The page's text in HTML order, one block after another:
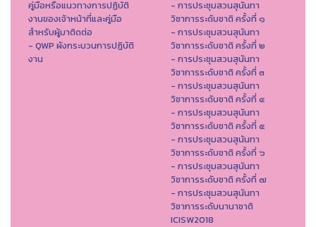
คู่มือหรือแนวทางการปฏิบัติ
งานของเจ้าหน้าที่และคู่มือ
สำหรับผู้มาติดต่อ
- QWP ผังกระบวนการปฏิบัติ
งาน
- การประชุมสวนสุนันทา
วิชาการระดับชาติ ครั้งที่ ๑
- การประชุมสวนสุนันทา
วิชาการระดับชาติ ครั้งที่ ๒
- การประชุมสวนสุนันทา
วิชาการระดับชาติ ครั้งที่ ๓
- การประชุมสวนสุนันทา
วิชาการระดับชาติ ครั้งที่ ๔
- การประชุมสวนสุนันทา
วิชาการระดับชาติ ครั้งที่ ๕
- การประชุมสวนสุนันทา
วิชาการระดับชาติ ครั้งที่ ๖
- การประชุมสวนสุนันทา
วิชาการระดับชาติ ครั้งที่ ๗
- การประชุมสวนสุนันทา
วิชาการระดับนานาชาติ
ICISW2018